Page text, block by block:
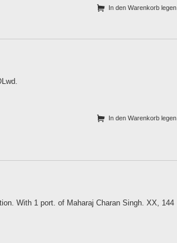
In den Warenkorb legen
In den Warenkorb legen
With 1 port. of Maharaj Charan Singh. XX, 144